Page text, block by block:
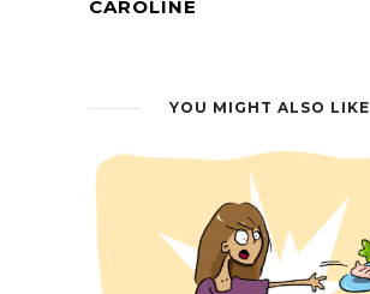
CAROLINE
YOU MIGHT ALSO LIKE